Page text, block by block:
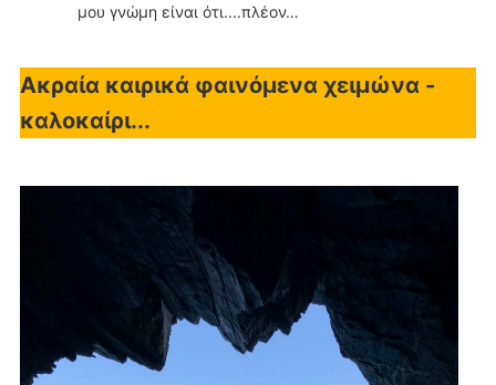
μου γνώμη είναι ότι....πλέον…
Ακραία καιρικά φαινόμενα χειμώνα -
καλοκαίρι...